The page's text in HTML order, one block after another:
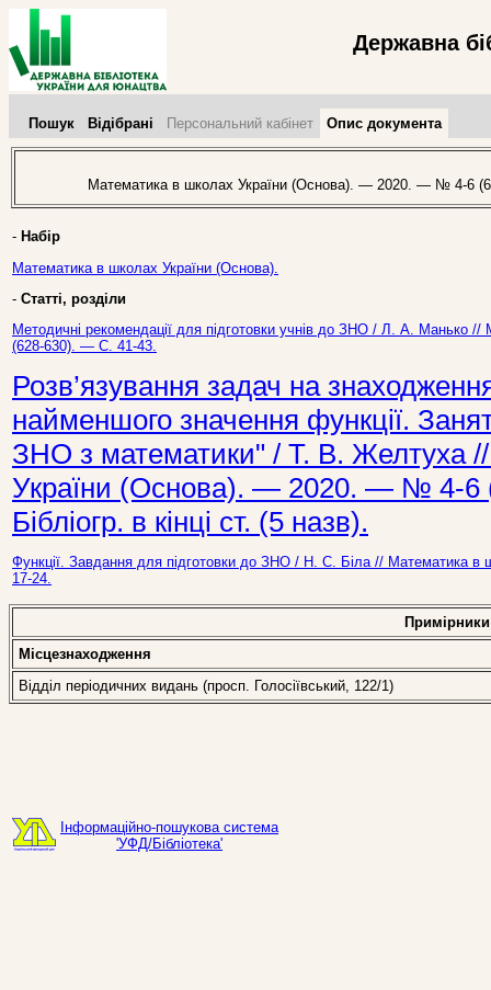
Державна
Пошук Відібрані Персональний кабінет Опис документа
Математика в школах України (Основа). — 2020. — № 4-6
- Набір
Математика в школах України (Основа).
- Статті, розділи
Методичні рекомендації для підготовки учнів до ЗНО / Л. А.
(628-630). — С. 41-43.
Розв’язування задач на
найменшого значення функції.
ЗНО з математики" / Т. В. Желтуха
України (Основа). — 2020. — № 4-
Бібліогр. в кінці ст. (5 назв).
Функції. Завдання для підготовки до ЗНО / Н. С. Біла //
17-24.
Примірники
Місцезнаходження
Відділ періодичних видань (просп. Голосіївський, 122/1)
Інформаційно-пошукова система
'УФД/Бібліотека'